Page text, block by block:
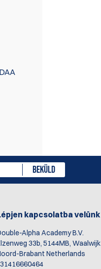
BEKÜLD
kapcsolatba velünk
Alpha Academy B.V.
33b, 5144MB, Waalwijk
Brabant Netherlands